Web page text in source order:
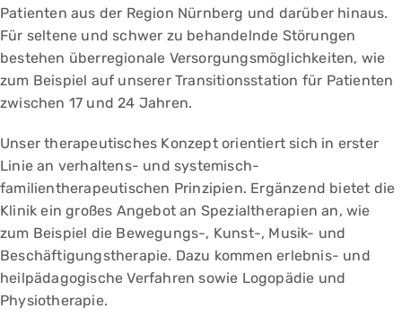
Patienten aus der Region Nürnberg und darüber hinaus.
Für seltene und schwer zu behandelnde Störungen
bestehen überregionale Versorgungsmöglichkeiten, wie
zum Beispiel auf unserer Transitionsstation für Patienten
zwischen 17 und 24 Jahren.
Unser therapeutisches Konzept orientiert sich in erster
Linie an verhaltens- und systemisch-
familientherapeutischen Prinzipien. Ergänzend bietet die
Klinik ein großes Angebot an Spezialtherapien an, wie
zum Beispiel die Bewegungs-, Kunst-, Musik- und
Beschäftigungstherapie. Dazu kommen erlebnis- und
heilpädagogische Verfahren sowie Logopädie und
Physiotherapie.